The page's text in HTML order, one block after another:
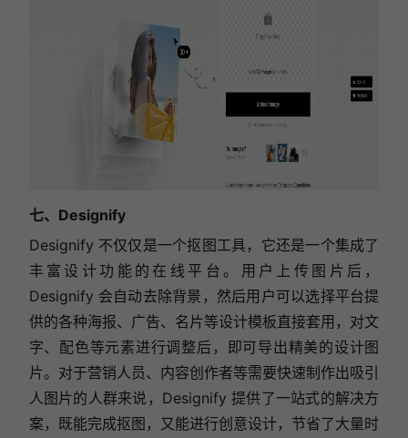
七、Designify
Designify 不仅仅是一个抠图工具，它还是一个集成了
丰富设计功能的在线平台。用户上传图片后，
Designify 会自动去除背景，然后用户可以选择平台提
供的各种海报、广告、名片等设计模板直接套用，对文
字、配色等元素进行调整后，即可导出精美的设计图
片。对于营销人员、内容创作者等需要快速制作出吸引
人图片的人群来说，Designify 提供了一站式的解决方
案，既能完成抠图，又能进行创意设计，节省了大量时